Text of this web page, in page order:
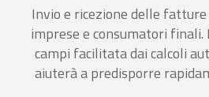
Invio e ricezione delle
imprese e consumatori finali.
campi facilitata dai calcoli
aiuterà a predisporre